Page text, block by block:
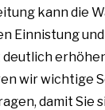
kann die
Einnistung
wir wichtige
damit Sie